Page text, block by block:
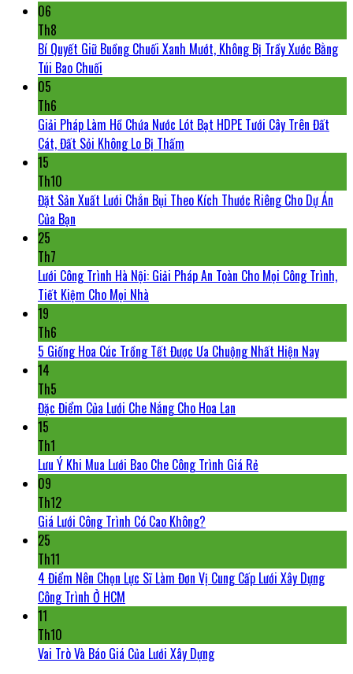
06
Th8
Bí Quyết Giữ Buồng Chuối Xanh Mướt, Không Bị Trầy Xước Bằng
Túi Bao Chuối
05
Th6
Giải Pháp Làm Hồ Chứa Nước Lót Bạt HDPE Tưới Cây Trên Đất
Cát, Đất Sỏi Không Lo Bị Thấm
15
Th10
Đặt Sản Xuất Lưới Chắn Bụi Theo Kích Thước Riêng Cho Dự Án
Của Bạn
25
Th7
Lưới Công Trình Hà Nội: Giải Pháp An Toàn Cho Mọi Công Trình,
Tiết Kiệm Cho Mọi Nhà
19
Th6
5 Giống Hoa Cúc Trồng Tết Được Ưa Chuộng Nhất Hiện Nay
14
Th5
Đặc Điểm Của Lưới Che Nắng Cho Hoa Lan
15
Th1
Lưu Ý Khi Mua Lưới Bao Che Công Trình Giá Rẻ
09
Th12
Giá Lưới Công Trình Có Cao Không?
25
Th11
4 Điểm Nên Chọn Lực Sĩ Làm Đơn Vị Cung Cấp Lưới Xây Dựng
Công Trình Ở HCM
11
Th10
Vai Trò Và Báo Giá Của Lưới Xây Dựng